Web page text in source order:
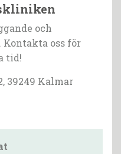
och
oss för
tid!
39249 Kalmar